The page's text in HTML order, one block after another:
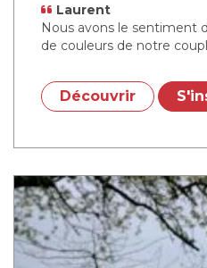
Laurent
Nous avons le sentiment
de couleurs de notre
Découvrir